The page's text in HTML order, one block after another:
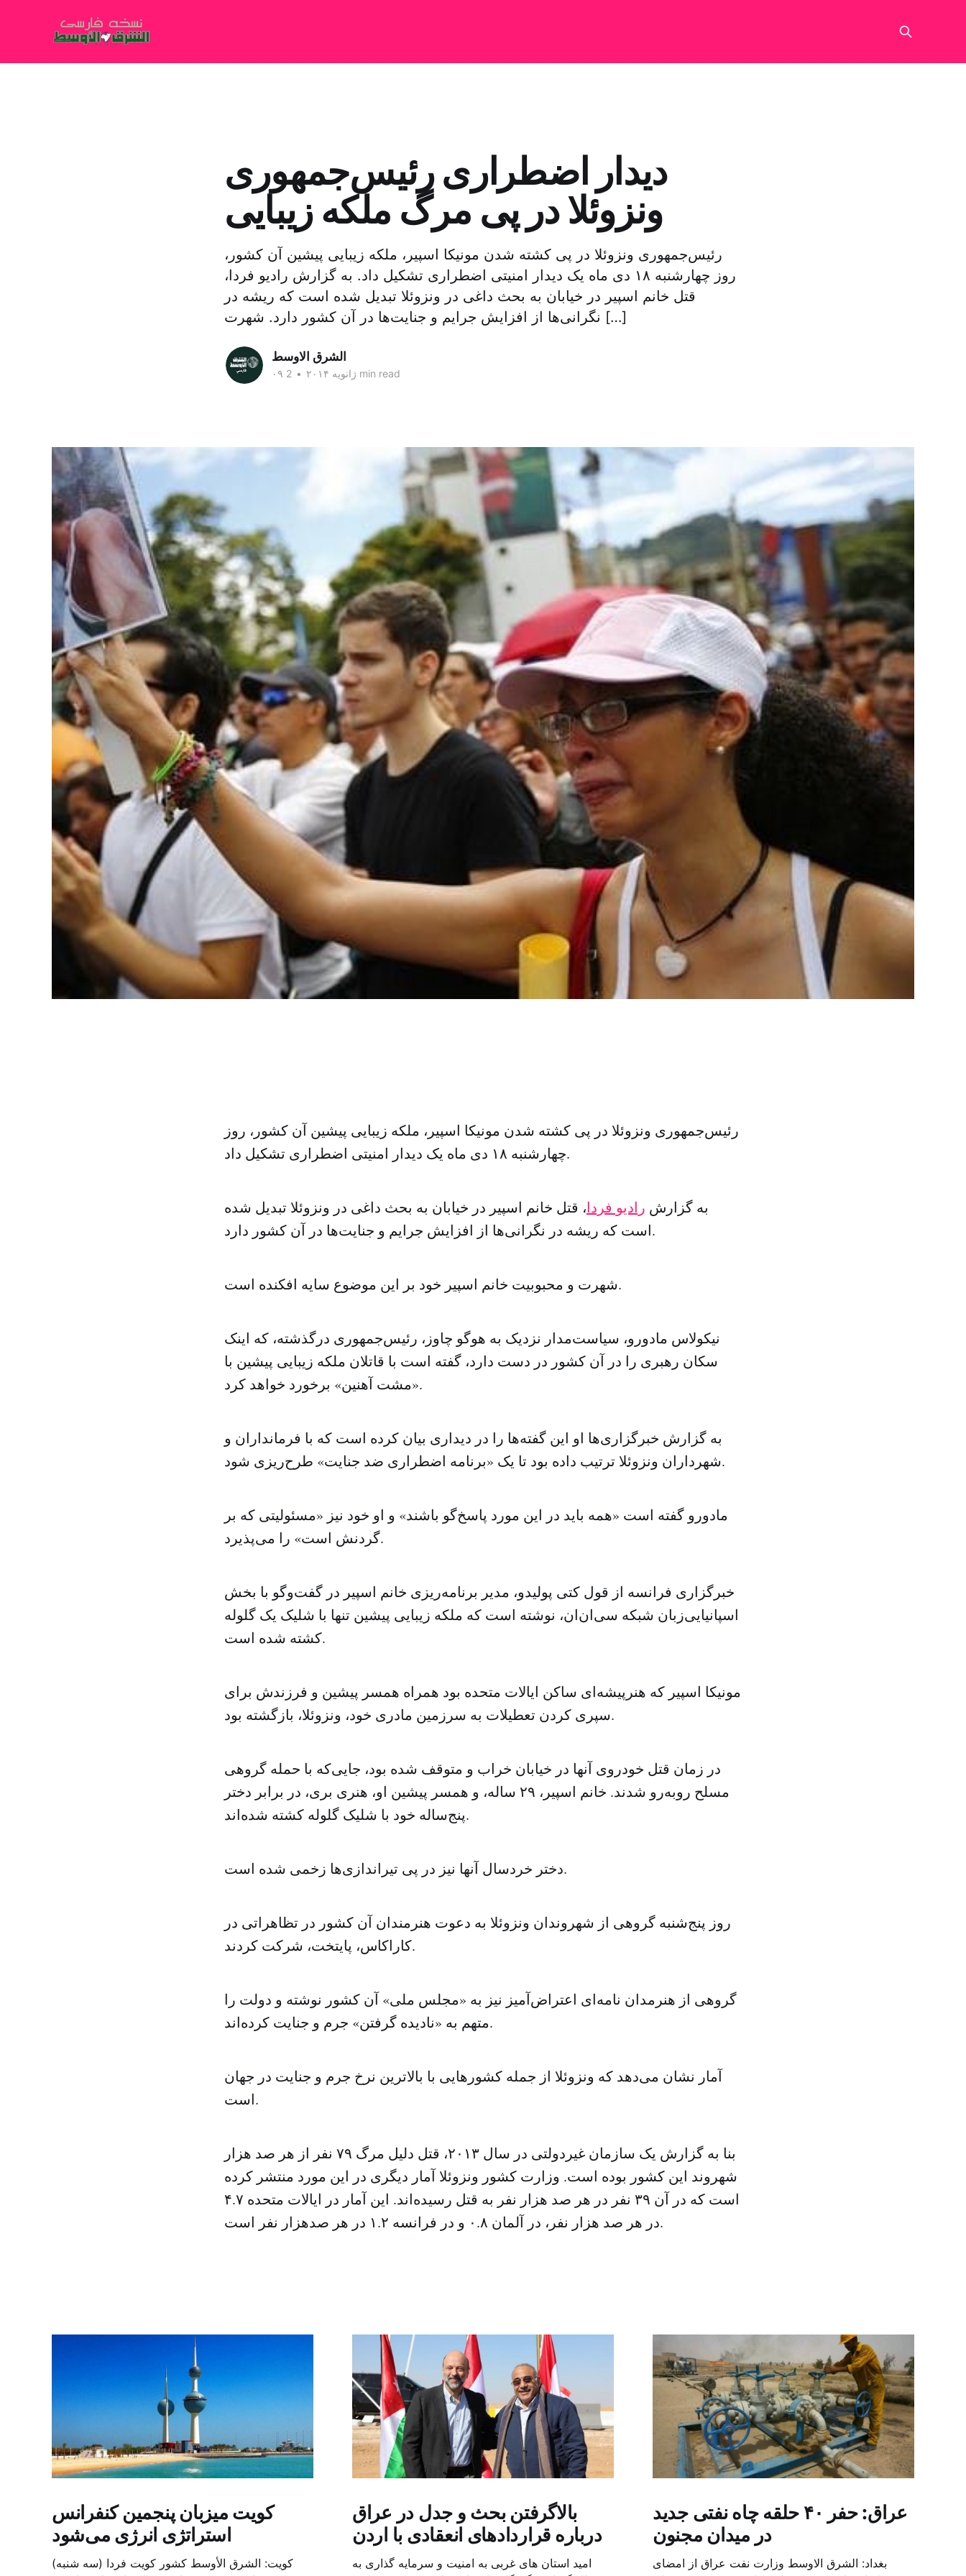
دیدار اضطراری رئیس‌جمهوری
ونزوئلا در پی مرگ ملکه زیبایی
رئیس‌جمهوری ونزوئلا در پی کشته شدن مونیکا اسپیر، ملکه زیبایی پیشین آن کشور،
روز چهارشنبه ۱۸ دی ماه یک دیدار امنیتی اضطراری تشکیل داد. به گزارش رادیو فردا،
قتل خانم اسپیر در خیابان به بحث داغی در ونزوئلا تبدیل شده است که ریشه در
نگرانی‌ها از افزایش جرایم و جنایت‌ها در آن کشور دارد. شهرت […]
الشرق الاوسط
۰۹ ژانویه ۲۰۱۴ • 2 min read
رئیس‌جمهوری ونزوئلا در پی کشته شدن مونیکا اسپیر، ملکه زیبایی پیشین آن کشور، روز
چهارشنبه ۱۸ دی ماه یک دیدار امنیتی اضطراری تشکیل داد.
به گزارش رادیو فردا، قتل خانم اسپیر در خیابان به بحث داغی در ونزوئلا تبدیل شده
است که ریشه در نگرانی‌ها از افزایش جرایم و جنایت‌ها در آن کشور دارد.
شهرت و محبوبیت خانم اسپیر خود بر این موضوع سایه افکنده است.
نیکولاس مادورو، سیاست‌مدار نزدیک به هوگو چاوز، رئیس‌جمهوری درگذشته، که اینک
سکان رهبری را در آن کشور در دست دارد، گفته است با قاتلان ملکه زیبایی پیشین با
«مشت آهنین» برخورد خواهد کرد.
به گزارش خبرگزاری‌ها او این گفته‌ها را در دیداری بیان کرده است که با فرمانداران و
شهرداران ونزوئلا ترتیب داده بود تا یک «برنامه اضطراری ضد جنایت» طرح‌ریزی شود.
مادورو گفته است «همه باید در این مورد پاسخ‌گو باشند» و او خود نیز «مسئولیتی که بر
گردنش است» را می‌پذیرد.
خبرگزاری فرانسه از قول کتی پولیدو، مدیر برنامه‌ریزی خانم اسپیر در گفت‌وگو با بخش
اسپانیایی‌زبان شبکه سی‌ان‌ان، نوشته است که ملکه زیبایی پیشین تنها با شلیک یک گلوله
کشته شده است.
مونیکا اسپیر که هنرپیشه‌ای ساکن ایالات متحده بود همراه همسر پیشین و فرزندش برای
سپری کردن تعطیلات به سرزمین مادری خود، ونزوئلا، بازگشته بود.
در زمان قتل خودروی آنها در خیابان خراب و متوقف شده بود، جایی‌که با حمله گروهی
مسلح روبه‌رو شدند. خانم اسپیر، ۲۹ ساله، و همسر پیشین او، هنری بری، در برابر دختر
پنج‌ساله خود با شلیک گلوله کشته شده‌اند.
دختر خردسال آنها نیز در پی تیراندازی‌ها زخمی شده است.
روز پنج‌شنبه گروهی از شهروندان ونزوئلا به دعوت هنرمندان آن کشور در تظاهراتی در
کاراکاس، پایتخت، شرکت کردند.
گروهی از هنرمدان نامه‌ای اعتراض‌آمیز نیز به «مجلس ملی» آن کشور نوشته‌ و دولت را
متهم به «نادیده گرفتن» جرم و جنایت کرده‌اند.
آمار نشان می‌دهد که ونزوئلا از جمله کشورهایی با بالاترین نرخ جرم و جنایت در جهان
است.
بنا به گزارش یک سازمان غیردولتی در سال ۲۰۱۳، قتل دلیل مرگ ۷۹ نفر از هر صد هزار
شهروند این کشور بوده است. وزارت کشور ونزوئلا آمار دیگری در این مورد منتشر کرده
است که در آن ۳۹ نفر در هر صد هزار نفر به قتل رسیده‌اند. این آمار در ایالات متحده ۴.۷
در هر صد هزار نفر، در آلمان ۰.۸ و در فرانسه ۱.۲ در هر صدهزار نفر است.
کویت میزبان پنجمین کنفرانس
استراتژی انرژی می‌شود
کویت: الشرق الأوسط کشور کویت فردا (سه شنبه)
بالاگرفتن بحث و جدل در عراق
درباره قراردادهای انعقادی با اردن
امید استان های غربی به امنیت و سرمایه گذاری به
عراق: حفر ۴۰ حلقه چاه نفتی جدید
در میدان مجنون
بغداد: الشرق الاوسط وزارت نفت عراق از امضای